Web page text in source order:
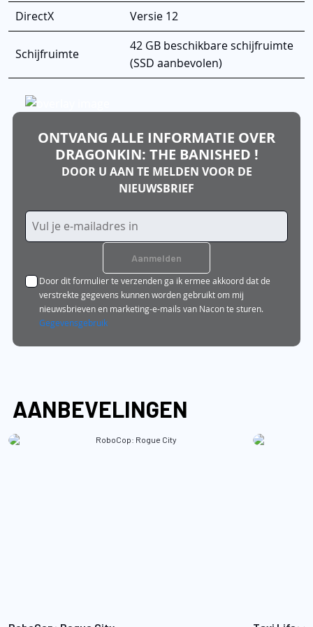
DirectX Versie 12
Schijfruimte
42 GB beschikbare schijfruimte
(SSD aanbevolen)
ONTVANG ALLE INFORMATIE OVER
DRAGONKIN: THE BANISHED !
DOOR U AAN TE MELDEN VOOR DE
NIEUWSBRIEF
Abonneer
u
nieuwsbrief
Door dit formulier te verzenden ga ik ermee akkoord dat de
verstrekte gegevens kunnen worden gebruikt om mij
nieuwsbrieven en marketing-e-mails van Nacon te sturen.
Gegevensgebruik
Aanmelden
AANBEVELINGEN